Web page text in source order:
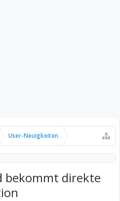
User-Neuigkeiten
bekommt direkte